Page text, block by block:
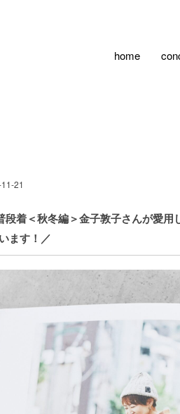
home
21
段着＜秋冬編＞金子敦子さんが愛
ます！／